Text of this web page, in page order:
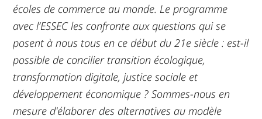
écoles de commerce au monde. Le programme
avec l’ESSEC les confronte aux questions qui se
posent à nous tous en ce début du 21e siècle : est-il
possible de concilier transition écologique,
transformation digitale, justice sociale et
développement économique ? Sommes-nous en
mesure d'élaborer des alternatives au modèle